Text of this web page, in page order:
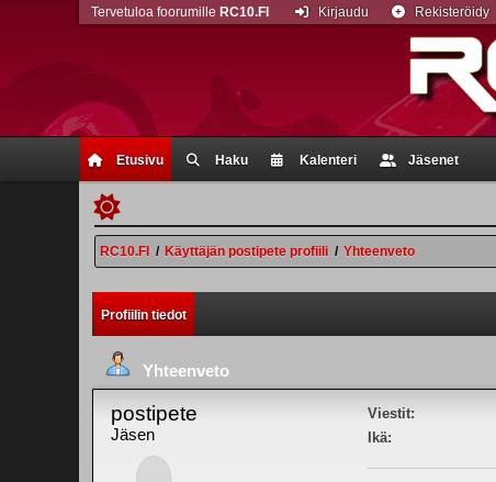
Etusivu Haku Kalenteri Jäsenet
Tervetuloa foorumille RC10.FI Kirjaudu Rekisteröidy
RC10.FI / Käyttäjän postipete profiili / Yhteenveto
Profiilin tiedot
Yhteenveto
postipete
Jäsen
Viestit:
Ikä: